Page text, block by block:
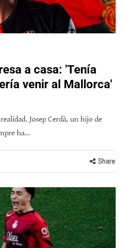
a casa: 'Tenía
venir al Mallorca'
Josep Cerdà, un hijo de
ha…
Share